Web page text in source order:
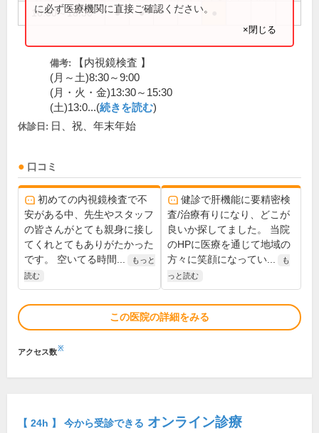
16:00～18:30 ● ●
に必ず医療機関に直接ご確認ください。
×閉じる
備考:
【内視鏡検査 】
(月～土)8:30～9:00
(月・火・金)13:30～15:30
(土)13:0...(続きを読む)
休診日: 日、祝、年末年始
口コミ
初めての内視鏡検査で不
安がある中、先生やスタッフ
の皆さんがとても親身に接し
てくれとてもありがたかった
です。 空いてる時間...
もっと
読む
健診で肝機能に要精密検
査/治療有りになり、どこが
良いか探してました。 当院
のHPに医療を通じて地域の
方々に笑顔になってい...
も
っと読む
この医院の詳細をみる
アクセス数※
【 24h 】 今から受診できる オンライン診療